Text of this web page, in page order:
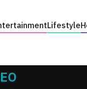
Lifestyle